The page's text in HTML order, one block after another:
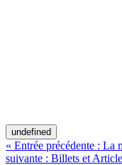
undefined
« Entrée précédente : La
suivante : Billets et